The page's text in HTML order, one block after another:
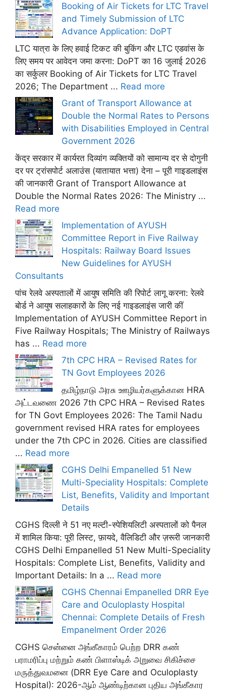
Booking of Air Tickets for LTC Travel
and Timely Submission of LTC
Advance Application: DoPT
LTC यात्रा के लिए हवाई टिकट की बुकिंग और LTC एडवांस के
लिए समय पर आवेदन जमा करना: DoPT का 16 जुलाई 2026
का सर्कुलर Booking of Air Tickets for LTC Travel
2026; The Department ... Read more
Grant of Transport Allowance at
Double the Normal Rates to Persons
with Disabilities Employed in Central
Government 2026
केंद्र सरकार में कार्यरत दिव्यांग व्यक्तियों को सामान्य दर से दोगुनी
दर पर ट्रांसपोर्ट अलाउंस (यातायात भत्ता) देना – पूरी गाइडलाइंस
की जानकारी Grant of Transport Allowance at
Double the Normal Rates 2026: The Ministry ...
Read more
Implementation of AYUSH
Committee Report in Five Railway
Hospitals: Railway Board Issues
New Guidelines for AYUSH
Consultants
पांच रेलवे अस्पतालों में आयुष समिति की रिपोर्ट लागू करना: रेलवे
बोर्ड ने आयुष सलाहकारों के लिए नई गाइडलाइंस जारी कीं
Implementation of AYUSH Committee Report in
Five Railway Hospitals; The Ministry of Railways
has ... Read more
7th CPC HRA – Revised Rates for
TN Govt Employees 2026
தமிழ்நாடு அரசு ஊழியர்களுக்கான HRA
அட்டவணை 2026 7th CPC HRA – Revised Rates
for TN Govt Employees 2026: The Tamil Nadu
government revised HRA rates for employees
under the 7th CPC in 2026. Cities are classified
... Read more
CGHS Delhi Empanelled 51 New
Multi-Speciality Hospitals: Complete
List, Benefits, Validity and Important
Details
CGHS दिल्ली ने 51 नए मल्टी-स्पेशियलिटी अस्पतालों को पैनल
में शामिल किया: पूरी लिस्ट, फ़ायदे, वैलिडिटी और ज़रूरी जानकारी
CGHS Delhi Empanelled 51 New Multi-Speciality
Hospitals: Complete List, Benefits, Validity and
Important Details: In a ... Read more
CGHS Chennai Empanelled DRR Eye
Care and Oculoplasty Hospital
Chennai: Complete Details of Fresh
Empanelment Order 2026
CGHS சென்னை அங்கீகாரம் பெற்ற DRR கண்
பராமரிப்பு மற்றும் கண் பிளாஸ்டிக் அறுவை சிகிச்சை
மருத்துவமனை (DRR Eye Care and Oculoplasty
Hospital): 2026-ஆம் ஆண்டிற்கான புதிய அங்கீகார